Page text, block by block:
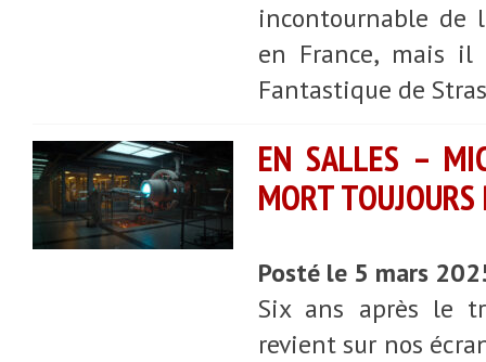
incontournable de
en France, mais
Fantastique de
EN SALLES –
MORT
Posté le 5 mars
Six ans après le
revient sur nos